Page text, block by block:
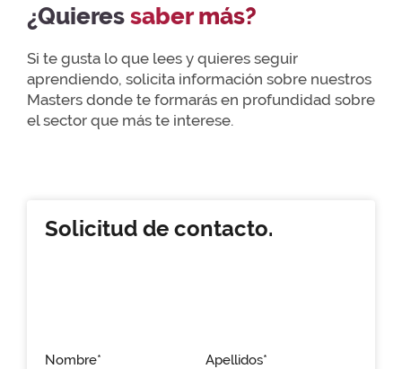
¿Quieressaber más?
Si te gusta lo que lees y quieres seguir
aprendiendo, solicita información sobre nuestros
Masters donde te formarás en profundidad sobre
el sector que más te interese.
Solicitud de contacto.
Nombre* Apellidos*